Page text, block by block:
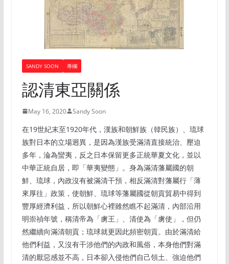
SANDY SOON 專欄
認清東亞關係
May 16, 2020 Sandy Soon
在19世紀末至1920年代，漢族和朝鮮族（韓民族）、琉球
族對日本的立場迥異，是因為漢族受滿清直接統治、壓迫
多年，淪為蠻夷，反之日本保留更多正統華夏文化，並以
中華正統自居，即「華夷變態」。身為滿清藩屬國的朝
鮮、琉球，內政沒有被滿清干預，相反滿清對藩屬行「薄
來厚往」政策，使朝鮮、琉球等藩屬國從朝貢貿易中得到
豐厚經濟利益，所以朝鮮心裡雖然瞧不起滿清，內部沿用
明崇禎年號，稱清帝為「虜王」、清使為「虜使」，但仍
然繼續向滿清朝貢；琉球就更因此頻密朝貢。由於滿清給
他們利益，又沒有干涉他們的內政和風俗，本身他們對滿
清的厭惡感並不高，日本卻入侵他們自己領土、強迫他們